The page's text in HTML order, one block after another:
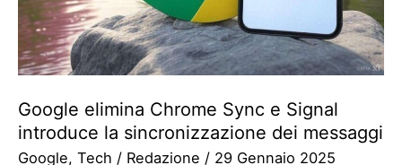
Google elimina Chrome Sync e Signal
introduce la sincronizzazione dei messaggi
Google, Tech / Redazione / 29 Gennaio 2025